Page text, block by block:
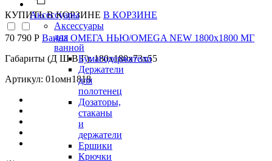
Аксессуары
Аксессуары
для
ванной
Бумагодержатели
Держатели
для
полотенец
Дозаторы,
стаканы
и
держатели
Ершики
Крючки
КУПИТЬ В КОРЗИНЕ В КОРЗИНЕ
70 790 Р Ванна ОМЕГА НЬЮ/OMEGA NEW 1800х1800 МГ
Габариты (Д Ш В Г): 180x180x73x55
Артикул: 01омн1818